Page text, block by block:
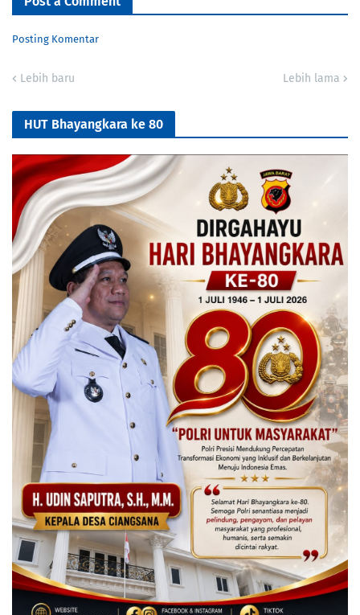
Posting Komentar
Lebih baru Lebih lama
HUT Bhayangkara ke 80